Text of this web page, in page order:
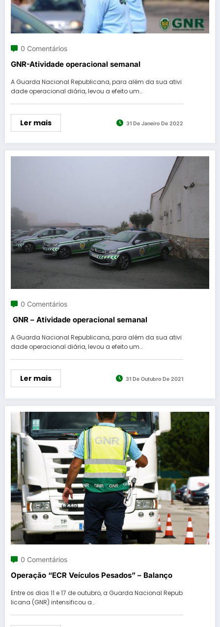
0 Comentários
GNR-Atividade operacional semanal
A Guarda Nacional Republicana, para além da sua ativi
dade operacional diária, levou a efeito um…
Ler mais 31 De Janeiro De 2022
0 Comentários
GNR – Atividade operacional semanal
A Guarda Nacional Republicana, para além da sua ativi
dade operacional diária, levou a efeito um…
Ler mais 31 De Outubro De 2021
0 Comentários
Operação “ECR Veículos Pesados” – Balanço
Entre os dias 11 e 17 de outubro, a Guarda Nacional Repub
licana (GNR) intensificou a…